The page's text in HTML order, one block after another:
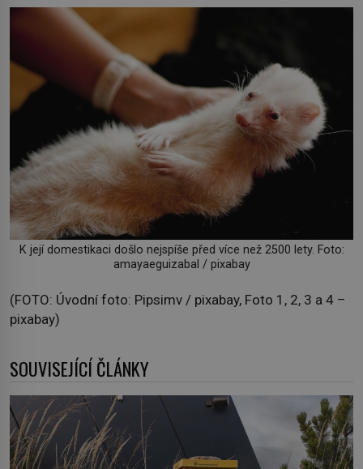
K její domestikaci došlo nejspíše před více než 2500 lety. Foto:
amayaeguizabal / pixabay
(FOTO: Úvodní foto: Pipsimv / pixabay, Foto 1, 2, 3 a 4 –
pixabay)
SOUVISEJÍCÍ ČLÁNKY